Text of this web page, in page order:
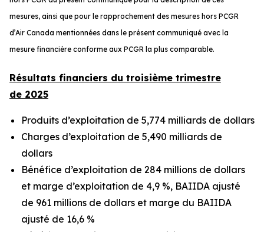
mesures, ainsi que pour le rapprochement des mesures hors PCGR
d’Air Canada mentionnées dans le présent communiqué avec la
mesure financière conforme aux PCGR la plus comparable.
Résultats financiers du troisième trimestre
de 2025
Produits d’exploitation de 5,774 milliards de dollars
Charges d’exploitation de 5,490 milliards de
dollars
Bénéfice d’exploitation de 284 millions de dollars
et marge d’exploitation de 4,9 %, BAIIDA ajusté
de 961 millions de dollars et marge du BAIIDA
ajusté de 16,6 %